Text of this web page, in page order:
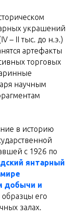
украшений
– II тыс. до н.э.)
артефакты
торговых
научным
в историю
с 1926 по
янтарный
добычи и
образцы его
залах.